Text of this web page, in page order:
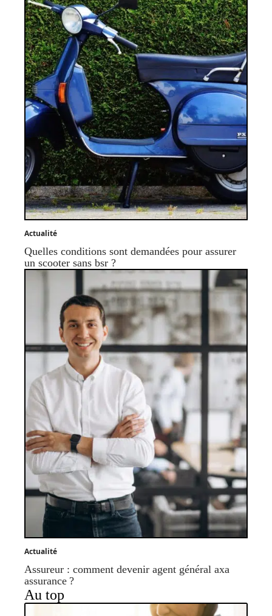
Actualité
Quelles conditions sont demandées pour assurer
un scooter sans bsr ?
Actualité
Assureur : comment devenir agent général axa
assurance ?
Au top